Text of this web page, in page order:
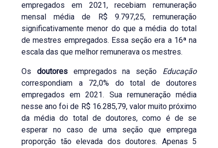
empregados em 2021, recebiam remuneração
mensal média de R$ 9.797,25, remuneração
significativamente menor do que a média do total
de mestres empregados. Essa seção era a 16ª na
escala das que melhor remunerava os mestres.
Os doutores empregados na seção Educação
correspondiam a 72,0% do total de doutores
empregados em 2021. Sua remuneração média
nesse ano foi de R$ 16.285,79, valor muito próximo
da média do total de doutores, como é de se
esperar no caso de uma seção que emprega
proporção tão elevada dos doutores. Apenas 5